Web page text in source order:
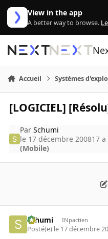
Aller au contenu
View in the app
A better way to browse.
Accueil Systèmes
[LOGICIEL]
ParSchumi
le 17 décembre 200817 a
(Mobile)
Schumi INpactien
Posté(e) le 17 décembre